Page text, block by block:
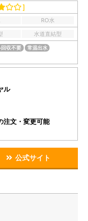
］
RO水
水道直結型
収不要
常温出水
ル
注文・変更可能
公式サイト